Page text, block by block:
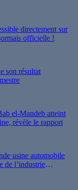
directement sur
officielle !
son résultat
el-Mandeb atteint
révèle le rapport
usine automobile
de l’industrie